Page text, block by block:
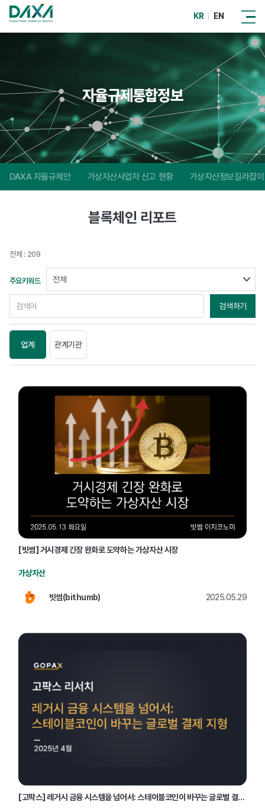
KR EN
자율규제통합정보
DAXA 자율규제안 가상자산사업자 신고 현황 가상자산정보길라잡이
블록체인 리포트
전체 : 209
검색하기
주요키워드
업계 관계기관
[빗썸] 거시경제 긴장 완화로 도약하는 가상자산 시장
가상자산
빗썸(bithumb) 2025.05.29
[고팍스] 레거시 금융 시스템을 넘어서: 스테이블코인이 바꾸는 글로벌 결제 지형